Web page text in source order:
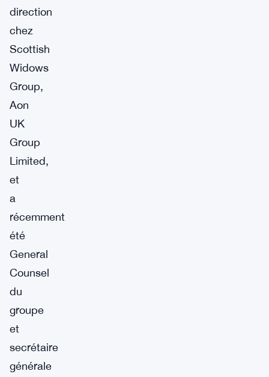
direction
chez
Scottish
Widows
Group,
Aon
UK
Group
Limited,
et
a
récemment
été
General
Counsel
du
groupe
et
secrétaire
générale